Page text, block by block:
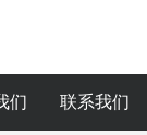
们 联系我们